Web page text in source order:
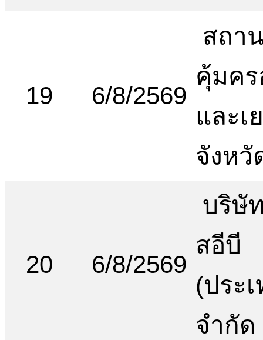
19 6/8/2569
สถา
คุ้มคร
และเ
จังห
20 6/8/2569
บริษั
สอีบี
(ประ
จำกัด